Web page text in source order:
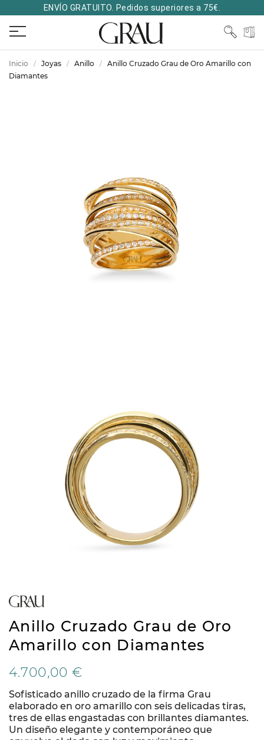
ENVÍO GRATUITO. Pedidos superiores a 75€.
Inicio Joyas Anillo
Anillo Cruzado Grau de Oro Amarillo con
Diamantes
Anillo Cruzado Grau de Oro
Amarillo con Diamantes
4.700,00 €
Sofisticado anillo cruzado de la firma Grau
elaborado en oro amarillo con seis delicadas tiras,
tres de ellas engastadas con brillantes diamantes.
Un diseño elegante y contemporáneo que